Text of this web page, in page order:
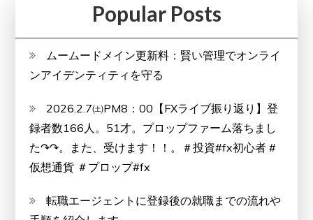
Popular Posts
ムームードメイン更新料：賢い管理でオンライ
ンアイデンティティを守る
2026.2.7㈯PM8：00【FXライブ振り返り】登
録者数166人。51才。プロップファーム落ちまし
た↷↷。また、受けます！！。＃投資#fx初心者 #
仮想通貨 ＃プロップ#fx
転職エージェントに登録後の就職までの流れや